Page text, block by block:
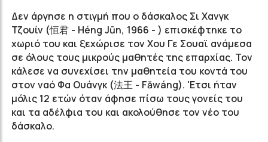
Δεν άργησε η στιγμή που ο δάσκαλος Σι Χανγκ
Τζουίν (恒君 - Héng Jūn, 1966 - ) επισκέφτηκε το
χωριό του και ξεχώρισε τον Χου Γε Σουαϊ ανάμεσα
σε όλους τους μικρούς μαθητές της επαρχίας. Τον
κάλεσε να συνεχίσει την μαθητεία του κοντά του
στον ναό Φα Ουάνγκ (法王 - Făwáng). 'Ετσι ήταν
μόλις 12 ετών όταν άφησε πίσω τους γονείς του
και τα αδέλφια του και ακολούθησε τον νέο του
δάσκαλο.